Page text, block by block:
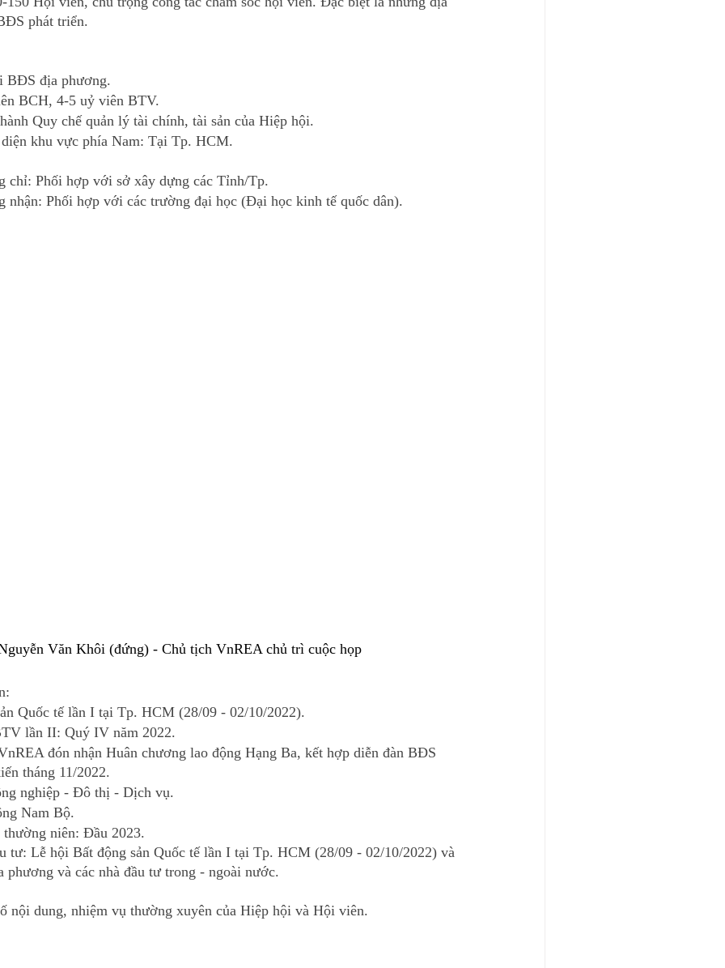
phát triển.
BĐS địa phương.
BCH, 4-5 uỷ viên BTV.
Quy chế quản lý tài chính, tài sản của Hiệp hội.
khu vực phía Nam: Tại Tp. HCM.
chỉ: Phối hợp với sở xây dựng các Tỉnh/Tp.
nhận: Phối hợp với các trường đại học (Đại học kinh tế quốc dân).
Văn Khôi (đứng) - Chủ tịch VnREA chủ trì cuộc họp
Quốc tế lần I tại Tp. HCM (28/09 - 02/10/2022).
lần II: Quý IV năm 2022.
đón nhận Huân chương lao động Hạng Ba, kết hợp diễn đàn BĐS
tháng 11/2022.
nghiệp - Đô thị - Dịch vụ.
Nam Bộ.
niên: Đầu 2023.
tư: Lễ hội Bất động sản Quốc tế lần I tại Tp. HCM (28/09 - 02/10/2022) và
phương và các nhà đầu tư trong - ngoài nước.
nội dung, nhiệm vụ thường xuyên của Hiệp hội và Hội viên.